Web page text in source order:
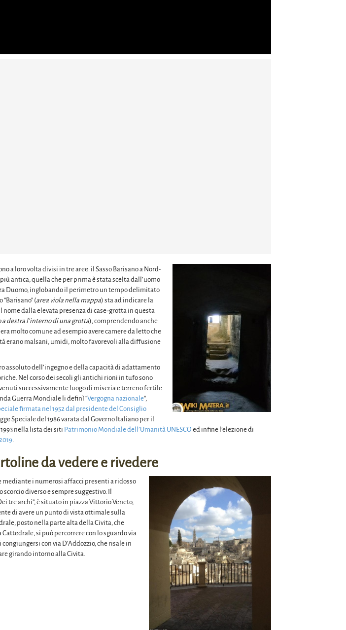
a loro volta divisi in tre aree: il Sasso Barisano a Nord-
antica, quella che per prima è stata scelta dall’uomo
Duomo, inglobando il perimetro un tempo delimitato
(area viola nella mappa) sta ad indicare la
nome dalla elevata presenza di case-grotta in questa
a destra l’interno di una grotta), comprendendo anche
molto comune ad esempio avere camere da letto che
erano malsani, umidi, molto favorevoli alla diffusione
assoluto dell’ingegno e della capacità di adattamento
Nel corso dei secoli gli antichi rioni in tufo sono
successivamente luogo di miseria e terreno fertile
Guerra Mondiale li definì “Vergogna nazionale“,
firmata nel 1952 dal presidente del Consiglio
Speciale del 1986 varata dal Governo Italiano per il
nella lista dei siti Patrimonio Mondiale dell’Umanità UNESCO ed infine l’elezione di
.
da vedere e rivedere
mediante i numerosi affacci presenti a ridosso
diverso e sempre suggestivo. Il
tre archi”, è situato in piazza Vittorio Veneto,
di avere un punto di vista ottimale sulla
posto nella parte alta della Civita, che
si può percorrere con lo sguardo via
con via D’Addozzio, che risale in
girando intorno alla Civita.